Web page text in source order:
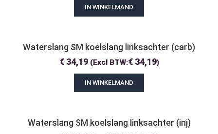
IN WINKELMAND
Waterslang SM koelslang linksachter (carb)
€34,19 (Excl BTW:€34,19)
IN WINKELMAND
Waterslang SM koelslang linksachter (inj)